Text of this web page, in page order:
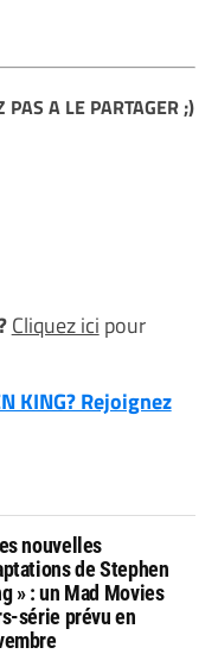
A LE PARTAGER ;)
Cliquez ici pour
KING? Rejoignez
nouvelles
de Stephen
» : un Mad Movies
série prévu en